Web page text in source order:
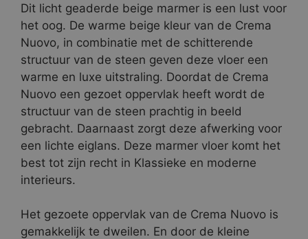
Dit licht geaderde beige marmer is een lust voor
het oog. De warme beige kleur van de Crema
Nuovo, in combinatie met de schitterende
structuur van de steen geven deze vloer een
warme en luxe uitstraling. Doordat de Crema
Nuovo een gezoet oppervlak heeft wordt de
structuur van de steen prachtig in beeld
gebracht. Daarnaast zorgt deze afwerking voor
een lichte eiglans. Deze marmer vloer komt het
best tot zijn recht in Klassieke en moderne
interieurs.
Het gezoete oppervlak van de Crema Nuovo is
gemakkelijk te dweilen. En door de kleine